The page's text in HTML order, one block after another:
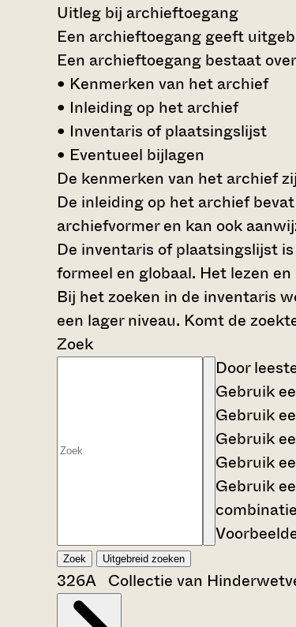
Uitleg bij archieftoegang
Een archieftoegang geeft
Een archieftoegang bestaat
• Kenmerken van het archief
• Inleiding op het archief
• Inventaris of plaatsingslijst
• Eventueel bijlagen
De kenmerken van het archief
De inleiding op het archief
archiefvormer en kan ook
De inventaris of plaatsingslijst
formeel en globaal. Het lezen
Bij het zoeken in de inventaris
een lager niveau. Komt de
Zoek
Door
Gebruik
Gebruik
Gebruik
Gebruik
Gebruik
Zoek Uitgebreid zoeken
326A Collectie van